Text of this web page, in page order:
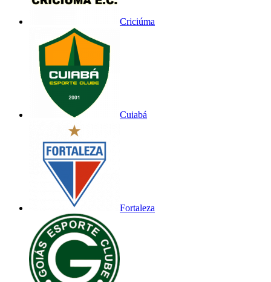
Criciúma
Cuiabá
Fortaleza